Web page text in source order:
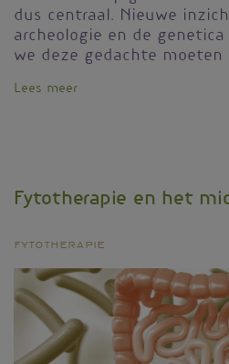
dus centraal. Nieuwe
archeologie en de
we deze gedachte moeten
Lees meer
Europeanen
van
kleur?
Fytotherapie en het
Fytotherapie